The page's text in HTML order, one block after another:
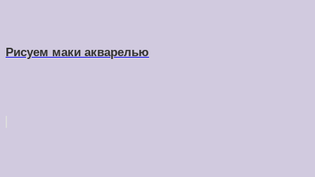
Рисуем маки акварелью